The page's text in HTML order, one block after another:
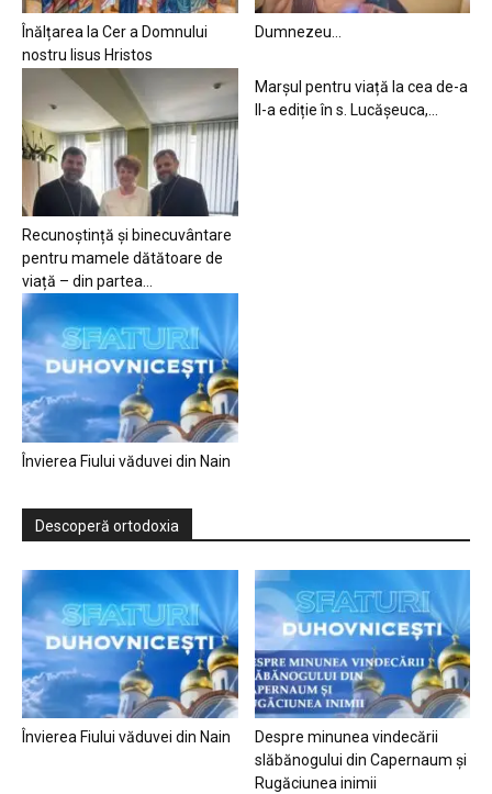
Înălțarea la Cer a Domnului
nostru Iisus Hristos
Dumnezeu…
Recunoștință și binecuvântare
pentru mamele dătătoare de
viață – din partea...
Marșul pentru viață la cea de-a
II-a ediție în s. Lucășeuca,...
Învierea Fiului văduvei din Nain
Descoperă ortodoxia
Învierea Fiului văduvei din Nain
Despre minunea vindecării
slăbănogului din Capernaum și
Rugăciunea inimii